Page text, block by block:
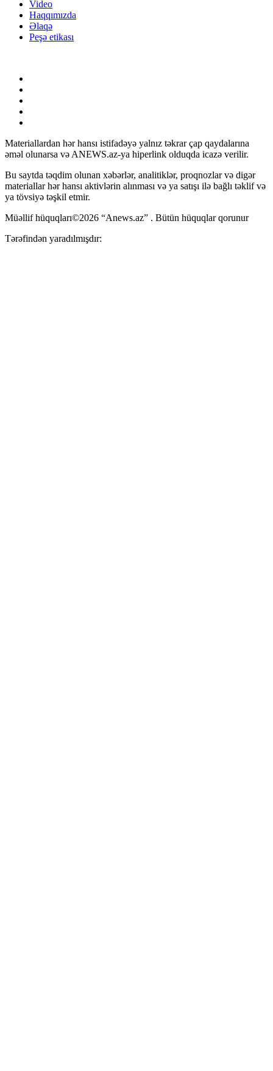
Video
Haqqımızda
Əlaqə
Peşə etikası
Materiallardan hər hansı istifadəyə yalnız təkrar çap qaydalarına
əməl olunarsa və ANEWS.az-ya hiperlink olduqda icazə verilir.
Bu saytda təqdim olunan xəbərlər, analitiklər, proqnozlar və digər
materiallar hər hansı aktivlərin alınması və ya satışı ilə bağlı təklif və
ya tövsiyə təşkil etmir.
Müəllif hüquqları©2026 “Anews.az” . Bütün hüquqlar qorunur
Tərəfindən yaradılmışdır: